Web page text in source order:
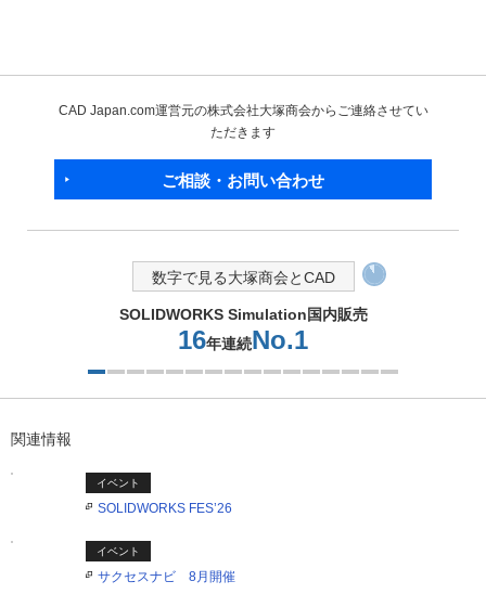
CAD Japan.com運営元の株式会社大塚商会からご連絡させてい
ただきます
ご相談・お問い合わせ
数字で見る大塚商会とCAD
HPワークステーション9.4台／時間販売
2つ目を表示中
SOLIDWORKS FES’26
サクセスナビ 8月開催